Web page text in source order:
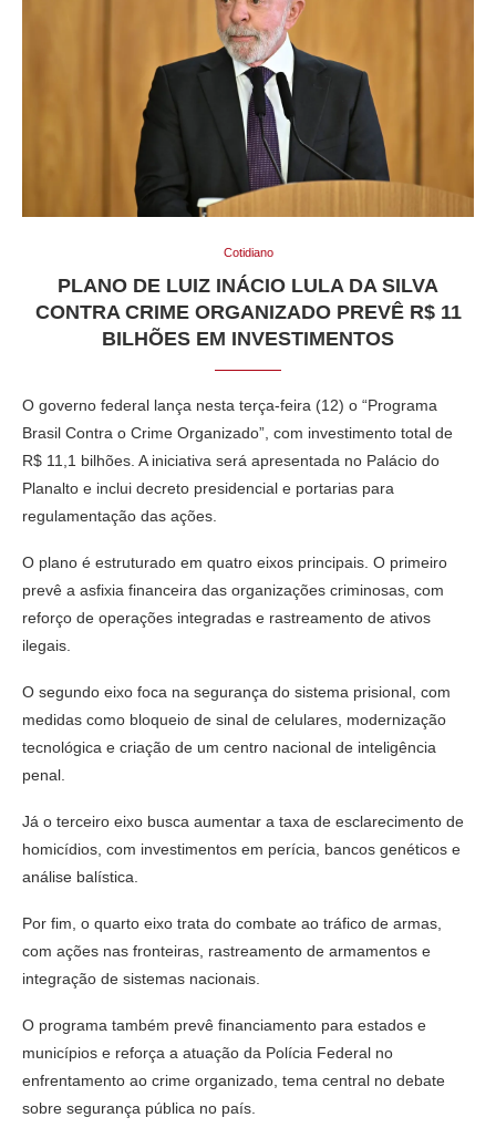
Cotidiano
PLANO DE LUIZ INÁCIO LULA DA SILVA
CONTRA CRIME ORGANIZADO PREVÊ R$ 11
BILHÕES EM INVESTIMENTOS
O governo federal lança nesta terça-feira (12) o “Programa
Brasil Contra o Crime Organizado”, com investimento total de
R$ 11,1 bilhões. A iniciativa será apresentada no Palácio do
Planalto e inclui decreto presidencial e portarias para
regulamentação das ações.
O plano é estruturado em quatro eixos principais. O primeiro
prevê a asfixia financeira das organizações criminosas, com
reforço de operações integradas e rastreamento de ativos
ilegais.
O segundo eixo foca na segurança do sistema prisional, com
medidas como bloqueio de sinal de celulares, modernização
tecnológica e criação de um centro nacional de inteligência
penal.
Já o terceiro eixo busca aumentar a taxa de esclarecimento de
homicídios, com investimentos em perícia, bancos genéticos e
análise balística.
Por fim, o quarto eixo trata do combate ao tráfico de armas,
com ações nas fronteiras, rastreamento de armamentos e
integração de sistemas nacionais.
O programa também prevê financiamento para estados e
municípios e reforça a atuação da Polícia Federal no
enfrentamento ao crime organizado, tema central no debate
sobre segurança pública no país.